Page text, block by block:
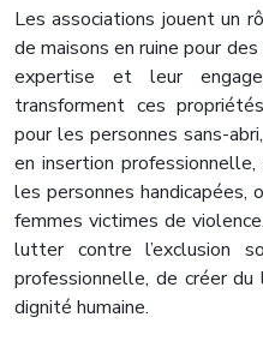
Les associations jouent un
de maisons en ruine pour
expertise et leur
transforment ces
pour les personnes sans-
en insertion
les personnes handicapées,
femmes victimes de
lutter contre l’exclusion
professionnelle, de créer
dignité humaine.